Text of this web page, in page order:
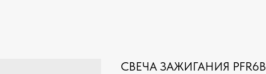
СВЕЧА ЗАЖИГАНИЯ PFR6B